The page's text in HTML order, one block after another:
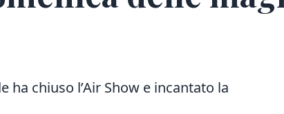
ha chiuso l’Air Show e incantato la